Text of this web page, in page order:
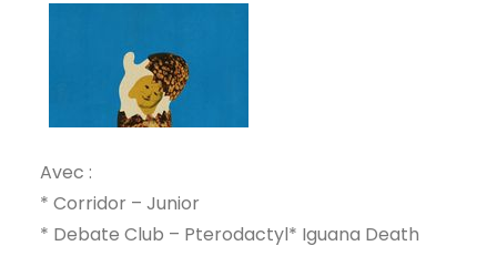
Avec :
* Corridor – Junior
* Debate Club – Pterodactyl* Iguana Death